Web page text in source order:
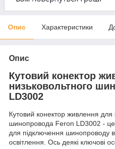
Опис Характеристики
Опис
Кутовий конектор
низьковольтного
LD3002
Кутовий конектор живлення для
шинопровода Feron LD3002 - це
для підключення шинопроводу в
освітлення. Ось деякі ключові